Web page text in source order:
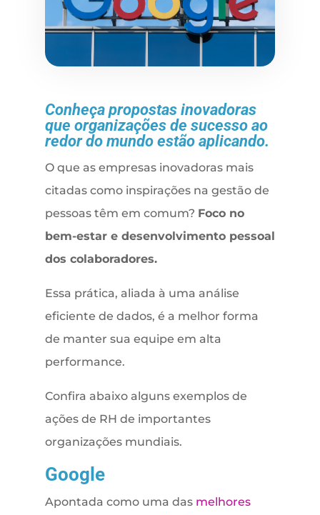
Conheça propostas inovadoras
que organizações de sucesso ao
redor do mundo estão aplicando.
O que as empresas inovadoras mais
citadas como inspirações na gestão de
pessoas têm em comum? Foco no
bem-estar e desenvolvimento pessoal
dos colaboradores.
Essa prática, aliada à uma análise
eficiente de dados, é a melhor forma
de manter sua equipe em alta
performance.
Confira abaixo alguns exemplos de
ações de RH de importantes
organizações mundiais.
Google
Apontada como uma das melhores